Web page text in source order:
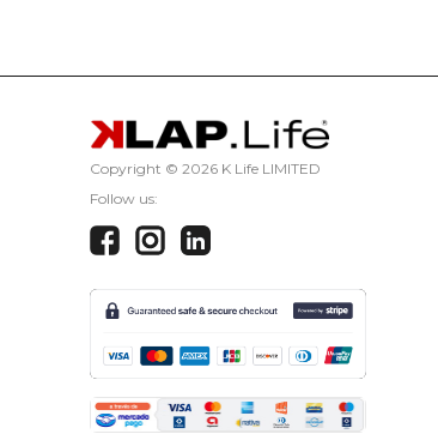
Copyright © 2026 K Life LIMITED
Follow us: